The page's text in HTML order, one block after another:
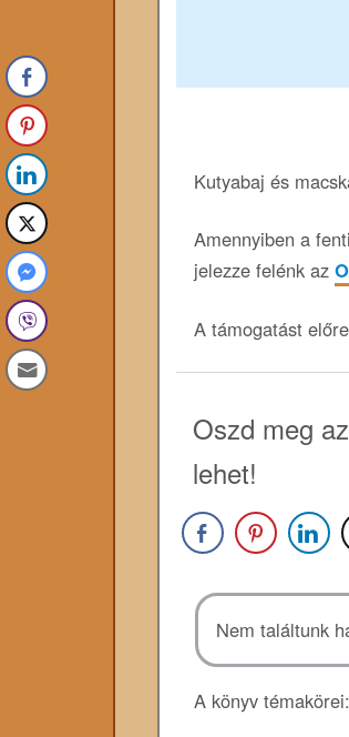
Kutyabaj és
Amennyiben a
jelezze felénk az
A támogatást
Oszd meg
lehet!
Nem találtunk
A könyv témakörei: